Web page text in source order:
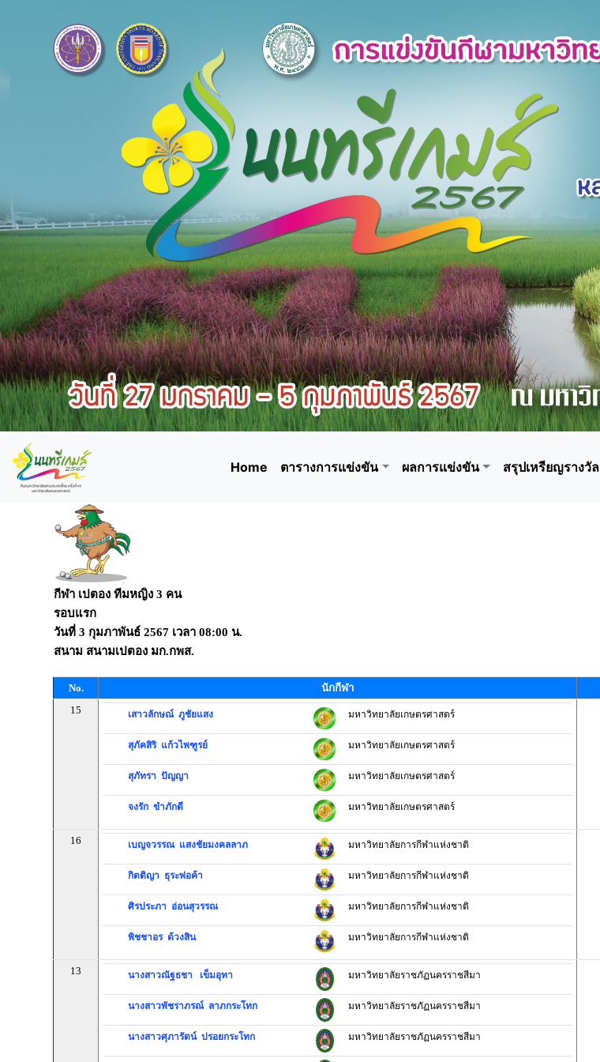
Home ตารางการแข่งขัน ผลการแข่งขัน สรุปเหรียญรางวัล
กีฬา เปตอง ทีมหญิง 3 คน
รอบแรก
วันที่ 3 กุมภาพันธ์ 2567 เวลา 08:00 น.
สนาม สนามเปตอง มก.กพส.
No. นักกีฬา
15
เสาวลักษณ์ ภูชัยแสง มหาวิทยาลัยเกษตรศาสตร์
สุภัคสิริ แก้วไพฑูรย์ มหาวิทยาลัยเกษตรศาสตร์
สุภัทรา ปัญญา มหาวิทยาลัยเกษตรศาสตร์
จงรัก ขำภักดี มหาวิทยาลัยเกษตรศาสตร์
16 เบญจวรรณ แสงชัยมงคลลาภ มหาวิทยาลัยการกีฬาแห่งชาติ
กิตติญา ธุระพ่อค้า มหาวิทยาลัยการกีฬาแห่งชาติ
ศิรประภา อ่อนสุวรรณ มหาวิทยาลัยการกีฬาแห่งชาติ
พิชชาอร ด้วงสิน มหาวิทยาลัยการกีฬาแห่งชาติ
13 นางสาวณัฐธชา เข็มอุทา มหาวิทยาลัยราชภัฏนครราชสีมา
นางสาวพัชราภรณ์ ลาภกระโทก มหาวิทยาลัยราชภัฏนครราชสีมา
นางสาวศุภารัตน์ ปรอยกระโทก มหาวิทยาลัยราชภัฏนครราชสีมา